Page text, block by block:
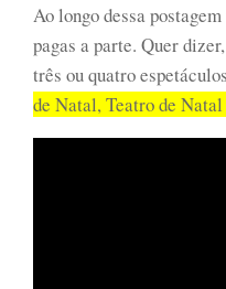
Ao longo dessa
pagas a parte. Quer
três ou quatro
de Natal, Teatro de